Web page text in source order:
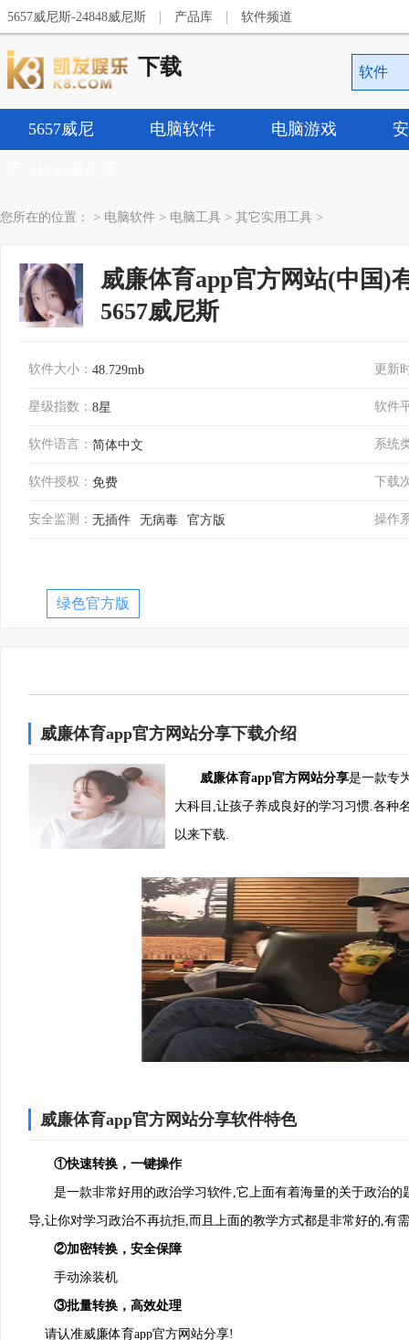
5657威尼斯-24848威尼斯 | 产品库 | 软件频道
下载 软件
5657威尼 电脑软件 电脑游戏
您所在的位置： > 电脑软件 > 电脑工具 > 其它实用工具 >
威廉体育app官方网站(中国)
5657威尼斯
软件大小： 48.729mb 更新
星级指数： 8星 软件
软件语言： 简体中文 系统
软件授权： 免费 下载
安全监测： 无插件 无病毒 官方版 操作
绿色官方版
威廉体育app官方网站分享下载介绍
威廉体育app官方网站分享是一款专
大科目,让孩子养成良好的学习习惯.各种
以来下载.
威廉体育app官方网站分享软件特色
①快速转换，一键操作
是一款非常好用的政治学习软件,它上面有着海量的关于政治的
导,让你对学习政治不再抗拒,而且上面的教学方式都是非常好的,有
②加密转换，安全保障
手动涂装机
③批量转换，高效处理
请认准威廉体育app官方网站分享!